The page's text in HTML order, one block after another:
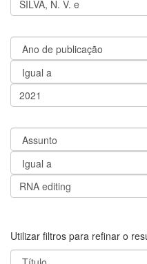
Utilizar filtros para refinar o